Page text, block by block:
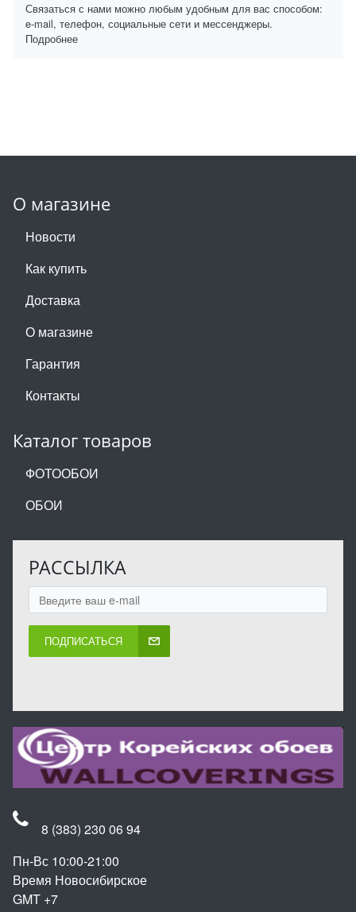
Связаться с нами можно любым удобным для вас способом:
e-mail, телефон, социальные сети и мессенджеры.
Подробнее
О магазине
Новости
Как купить
Доставка
О магазине
Гарантия
Контакты
Каталог товаров
ФОТООБОИ
ОБОИ
РАССЫЛКА
ПОДПИСАТЬСЯ
8 (383) 230 06 94
Пн-Вс 10:00-21:00
Время Новосибирское
GMT +7